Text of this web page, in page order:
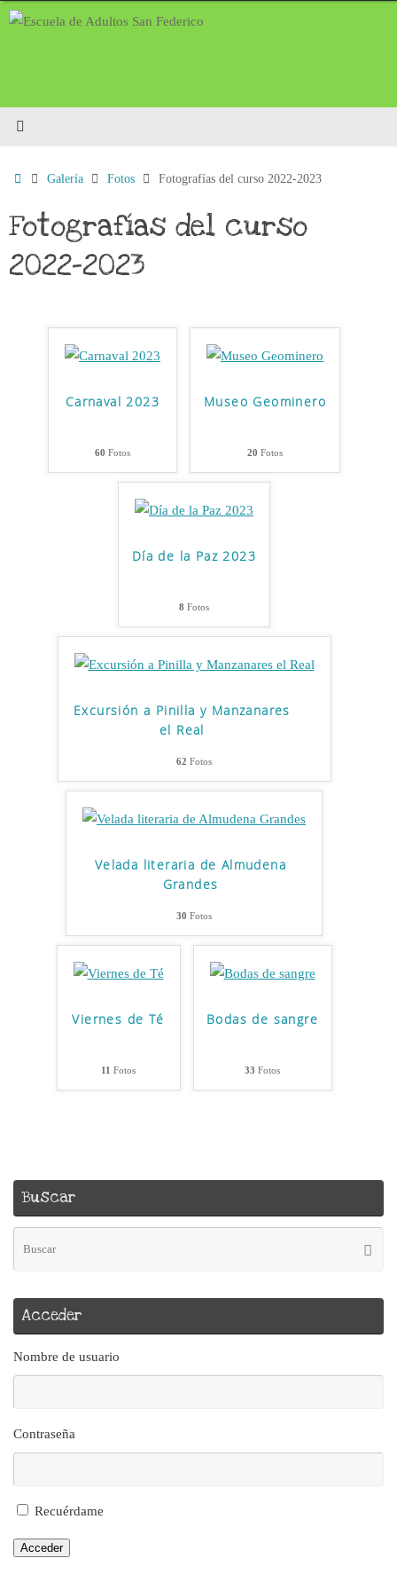
Saltar
InicioGalería Fotos Fotografías del curso 2022-2023
Fotografías del curso
2022-2023
Carnaval 2023
60 Fotos
Museo Geominero
20 Fotos
Día de la Paz 2023
8 Fotos
Excursión a Pinilla y Manzanares
el Real
62 Fotos
Velada literaria de Almudena
Grandes
30 Fotos
Viernes de Té
11 Fotos
Bodas de sangre
33 Fotos
Buscar
Acceder
Nombre de usuario
Contraseña
Recuérdame
Acceder